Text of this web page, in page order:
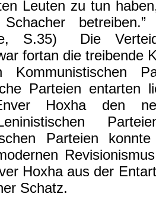
Leuten zu tun
Schacher
S.35) Die
fortan die treibende
Kommunistischen
Parteien entarten
Hoxha den
Leninistischen
Parteien
Hoxha aus der
Schatz.